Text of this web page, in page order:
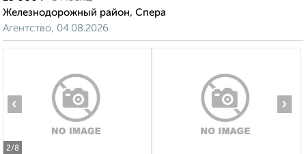
Железнодорожный район, Спера
Агентство, 04.08.2026
2/8
‹ ›